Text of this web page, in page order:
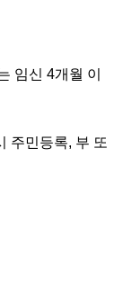
임신 4개월 이
주민등록, 부 또